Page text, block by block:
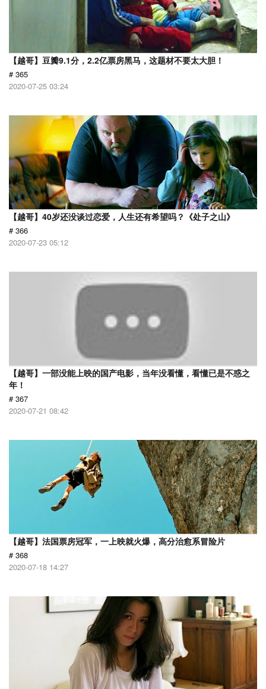
【越哥】豆瓣9.1分，2.2亿票房黑马，这题材不要太大胆！
# 365
2020-07-25 03:24
【越哥】40岁还没谈过恋爱，人生还有希望吗？《处子之山》
# 366
2020-07-23 05:12
【越哥】一部没能上映的国产电影，当年没看懂，看懂已是不惑之
年！
# 367
2020-07-21 08:42
【越哥】法国票房冠军，一上映就火爆，高分治愈系冒险片
# 368
2020-07-18 14:27